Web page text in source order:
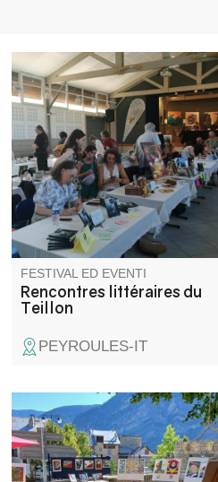
Fiera del libro con una vasta
gamma di autori. Incontri,
interviste, area lettura,
esposizione. Ristorazione in
loco.
FESTIVAL ED EVENTI
Rencontres littéraires du
Teillon
PEYROULES-IT
Un espace convivial où
plusieurs artistes locaux
dévoilent leurs univers, pour